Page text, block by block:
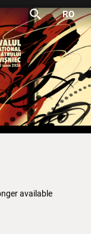
search RO
available